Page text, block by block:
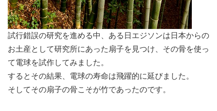
試行錯誤の研究を進める中、ある日エジソンは日本からの
お土産として研究所にあった扇子を見つけ、その骨を使っ
て電球を試作してみました。
するとその結果、電球の寿命は飛躍的に延びました。
そしてその扇子の骨こそが竹であったのです。